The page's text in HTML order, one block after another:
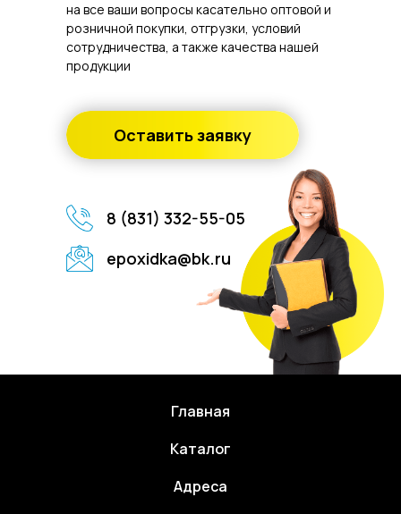
на все ваши вопросы касательно оптовой и
розничной покупки, отгрузки, условий
сотрудничества, а также качества нашей
продукции
8 (831) 332-55-05
Оставить заявку
epoxidka@bk.ru
Главная
Каталог
Адреса